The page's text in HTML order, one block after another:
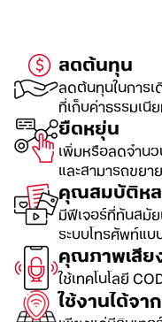
ลดต้นทุน
ลดต้นทุนในการ
ที่เก็บค่าธรรมเนี
ยืดหยุ่น
เพิ่มหรือลดจำน
และสามารถขยา
คุณสมบัติห
มีฟีเจอร์ที่ทันสมัย
ระบบโทรศัพท์แบ
คุณภาพเสีย
ใช้เทคโนโลยี
ใช้งานได้จา